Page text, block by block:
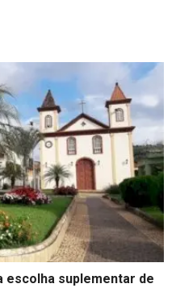
escolha suplementar de